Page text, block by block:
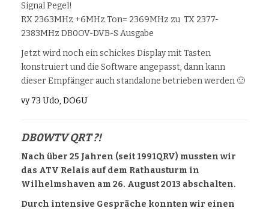
Signal Pegel!
RX 2363MHz +6MHz Ton= 2369MHz zu TX 2377-
2383MHz DB0OV-DVB-S Ausgabe
Jetzt wird noch ein schickes Display mit Tasten
konstruiert und die Software angepasst, dann kann
dieser Empfänger auch standalone betrieben werden 🙂
vy 73 Udo, DO6U
DB0WTV QRT ?!
Nach über 25 Jahren (seit 1991QRV) mussten wir
das ATV Relais auf dem Rathausturm in
Wilhelmshaven am 26. August 2013 abschalten.
Durch intensive Gespräche konnten wir einen